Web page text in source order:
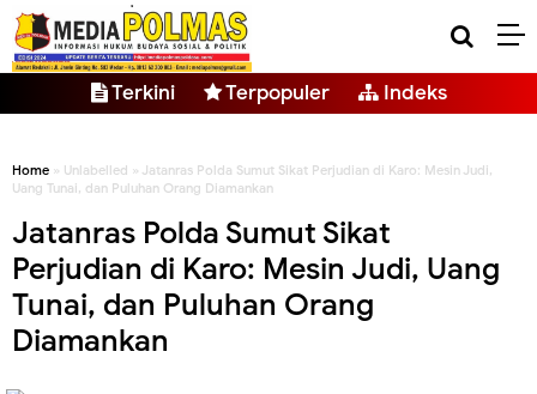
Terkini Terpopuler Indeks
Home » Unlabelled » Jatanras Polda Sumut Sikat Perjudian di Karo: Mesin Judi,
Uang Tunai, dan Puluhan Orang Diamankan
Jatanras Polda Sumut Sikat
Perjudian di Karo: Mesin Judi, Uang
Tunai, dan Puluhan Orang
Diamankan